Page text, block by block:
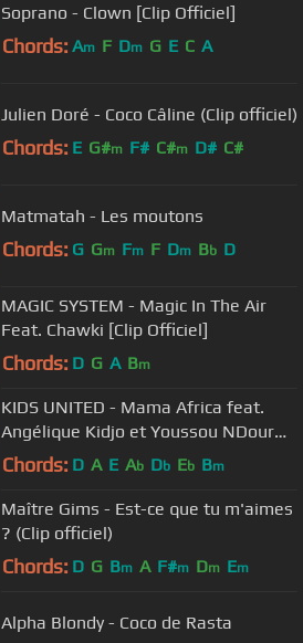
Soprano - Clown [Clip Officiel]
Chords: Am F Dm G E C A
Julien Doré - Coco Câline (Clip officiel)
Chords: E G#m F# C#m D# C#
Matmatah - Les moutons
Chords: G Gm Fm F Dm Bb D
MAGIC SYSTEM - Magic In The Air
Feat. Chawki [Clip Officiel]
Chords: D G A Bm
KIDS UNITED - Mama Africa feat.
Angélique Kidjo et Youssou NDour
(Clip officiel)
Chords: D A E Ab Db Eb Bm
Maître Gims - Est-ce que tu m'aimes
? (Clip officiel)
Chords: D G Bm A F#m Dm Em
Alpha Blondy - Coco de Rasta